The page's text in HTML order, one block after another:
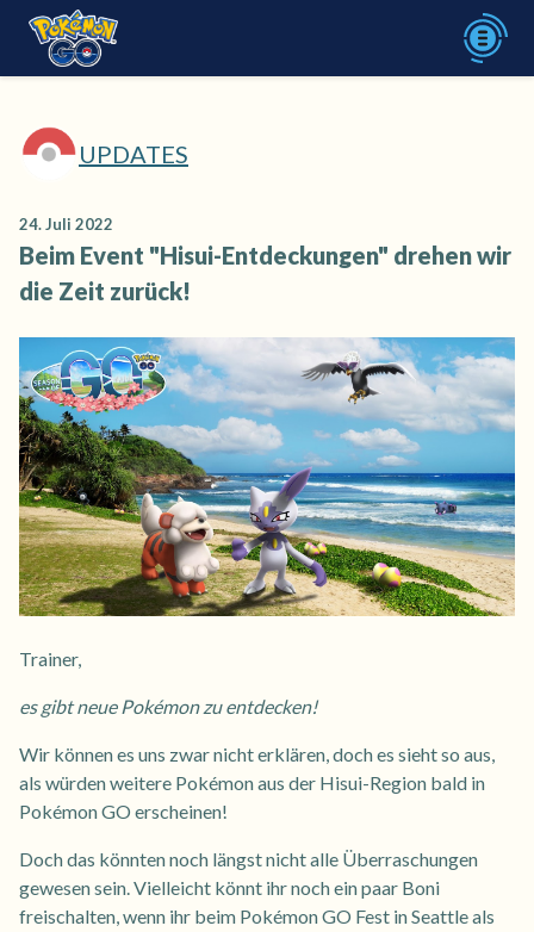
UPDATES
24. Juli 2022
Beim Event "Hisui-Entdeckungen" drehen wir
die Zeit zurück!
Trainer,
es gibt neue Pokémon zu entdecken!
Wir können es uns zwar nicht erklären, doch es sieht so aus,
als würden weitere Pokémon aus der Hisui-Region bald in
Pokémon GO erscheinen!
Doch das könnten noch längst nicht alle Überraschungen
gewesen sein. Vielleicht könnt ihr noch ein paar Boni
freischalten, wenn ihr beim Pokémon GO Fest in Seattle als